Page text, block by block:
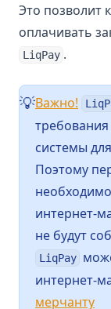
Это позволит
оплачивать
LiqPay .
💡Важно!
системы
Поэтому
интернет-
не будут
LiqPay
интернет-
мерчанту